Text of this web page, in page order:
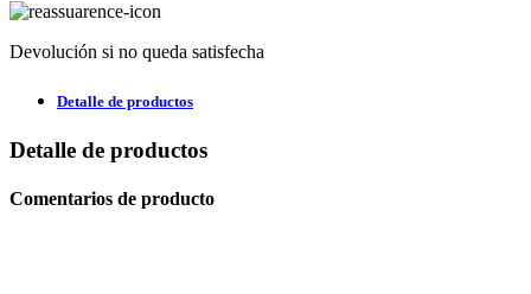
Devolución si no queda satisfecha
Detalle de productos
Detalle de productos
Comentarios de producto